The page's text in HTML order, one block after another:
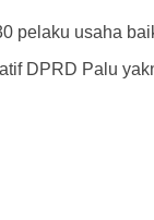
pelaku usaha
DPRD Palu